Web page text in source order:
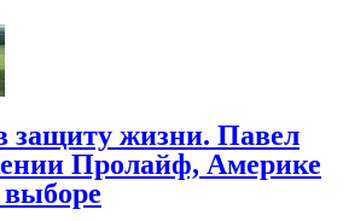
защиту жизни. Павел
Пролайф, Америке